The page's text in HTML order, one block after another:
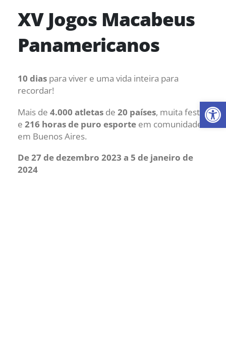
XV Jogos Macabeus
Panamericanos
10 dias para viver e uma vida inteira para
recordar!
Mais de 4.000 atletas de 20 países, muita festa
e 216 horas de puro esporte em comunidade
em Buenos Aires.
De 27 de dezembro 2023 a 5 de janeiro de
2024